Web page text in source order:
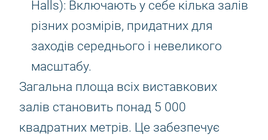
Halls): Включають у себе кілька залів
різних розмірів, придатних для
заходів середнього і невеликого
масштабу.
Загальна площа всіх виставкових
залів становить понад 5 000
квадратних метрів. Це забезпечує